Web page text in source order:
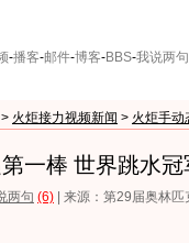
-播客-邮件-博客-BBS-我说两句
> 火炬接力视频新闻 > 火炬手动
一棒 世界跳水冠
两句 (6) | 来源：第29届奥林